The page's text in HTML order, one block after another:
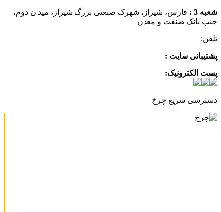
شعبه 3 :
فارس، شیراز، شهرک صنعتی بزرگ شیراز، میدان دوم،
جنب بانک صنعت و معدن
تلفن:
پشتیبانی سایت :
پست الکترونیک:
دسترسی سریع چرخ